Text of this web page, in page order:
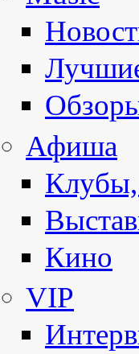
Афиша
Кино
VIP